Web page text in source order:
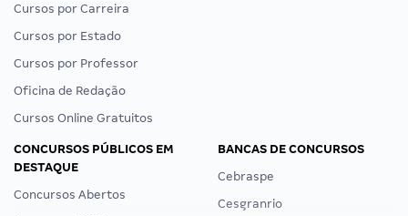
Cursos por Carreira
Cursos por Estado
Cursos por Professor
Oficina de Redação
Cursos Online Gratuitos
CONCURSOS PÚBLICOS EM
DESTAQUE
Concursos Abertos
BANCAS DE CONCURSOS
Cebraspe
Cesgranrio